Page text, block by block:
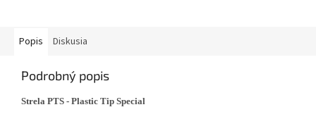
Popis Diskusia
Podrobný popis
Strela PTS - Plastic Tip Special